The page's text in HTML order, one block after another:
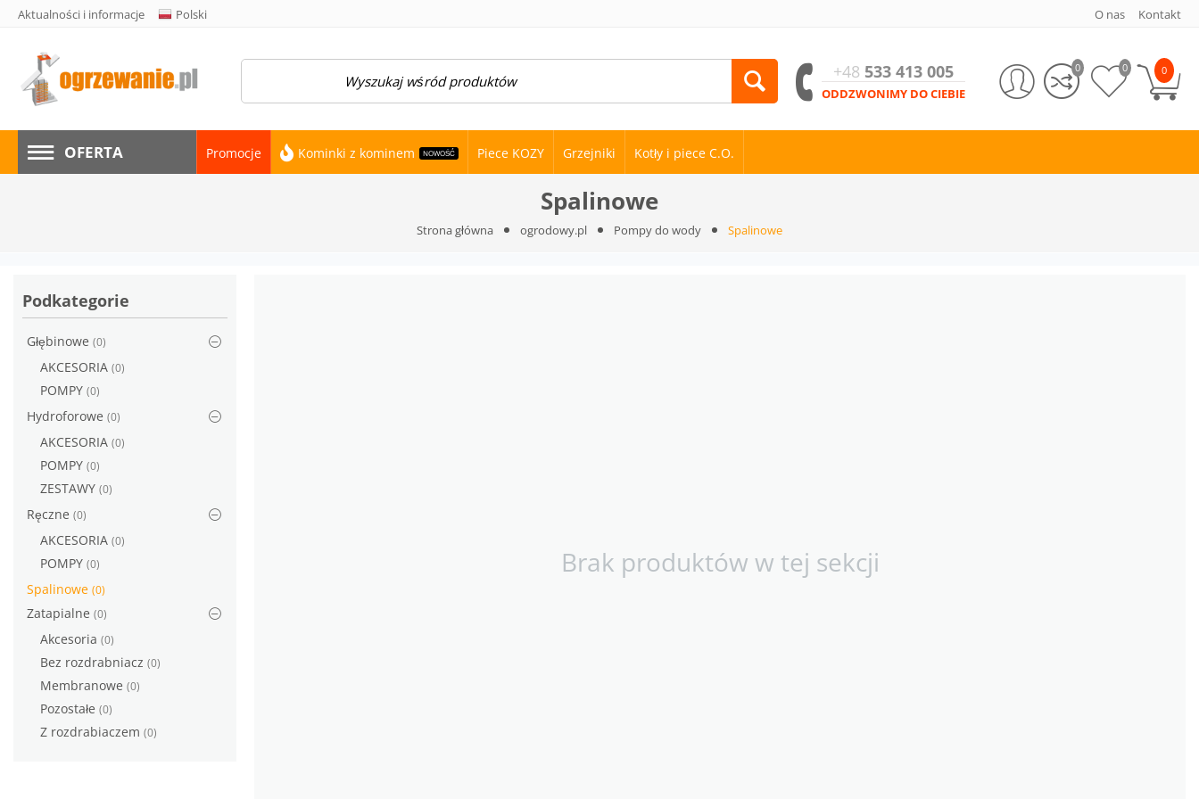
Aktualności i informacje Polski O nas Kontakt
+48 533 413 005
ODDZWONIMY DO CIEBIE
0
0 0
OFERTA Promocje Kominki z kominem NOWOŚĆ Piece KOZY Grzejniki Kotły i piece C.O.
Spalinowe
Strona główna ogrodowy.pl Pompy do wody Spalinowe
Podkategorie
Głębinowe (0)
AKCESORIA (0)
POMPY (0)
Hydroforowe (0)
AKCESORIA (0)
POMPY (0)
ZESTAWY (0)
Ręczne (0)
AKCESORIA (0)
POMPY (0)
Spalinowe (0)
Zatapialne (0)
Akcesoria (0)
Bez rozdrabniacz (0)
Membranowe (0)
Pozostałe (0)
Z rozdrabiaczem (0)
menu
Brak produktów w tej sekcji